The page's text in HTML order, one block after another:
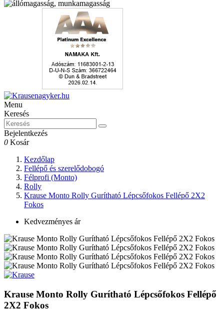
Menu
Keresés
Bejelentkezés
0 Kosár
Kezdőlap
Fellépő és szerelődobogó
Félprofi (Monto)
Rolly
Krause Monto Rolly Gurítható Lépcsőfokos Fellépő 2X2
Fokos
Kedvezményes ár
Krause Monto Rolly Gurítható Lépcsőfokos Fellépő
2X2 Fokos